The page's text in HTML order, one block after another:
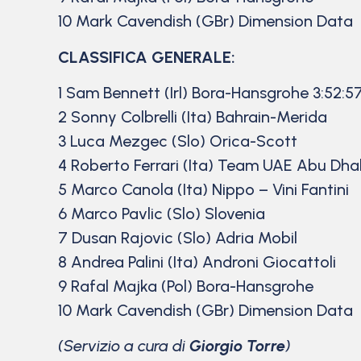
10 Mark Cavendish (GBr) Dimension Data
CLASSIFICA GENERALE:
1 Sam Bennett (Irl) Bora-Hansgrohe
2 Sonny Colbrelli (Ita) Bahrain-Merida
3 Luca Mezgec (Slo) Orica-Scott
4 Roberto Ferrari (Ita) Team UAE Abu
5 Marco Canola (Ita) Nippo – Vini Fantini
6 Marco Pavlic (Slo) Slovenia
7 Dusan Rajovic (Slo) Adria Mobil
8 Andrea Palini (Ita) Androni Giocattoli
9 Rafal Majka (Pol) Bora-Hansgrohe
10 Mark Cavendish (GBr) Dimension Data
(Servizio a cura di Giorgio Torre)